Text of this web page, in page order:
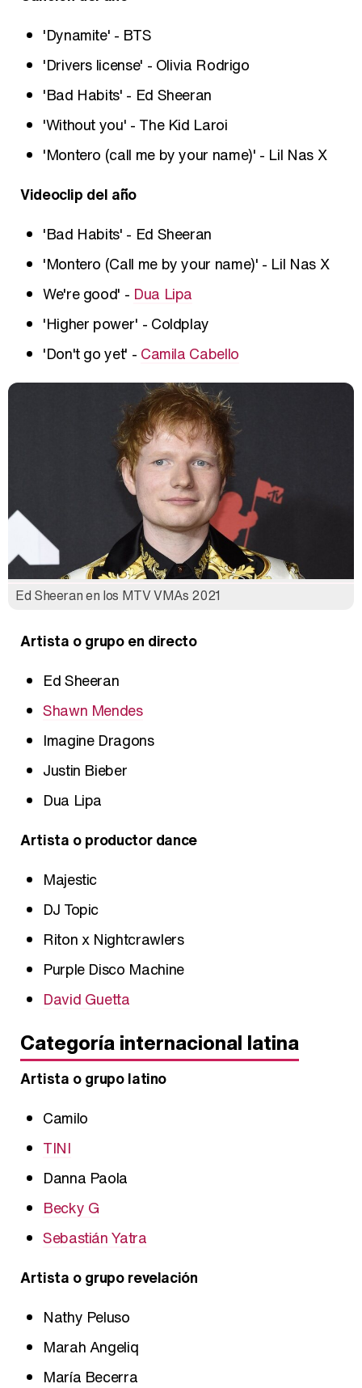
'Dynamite' - BTS
'Drivers license' - Olivia Rodrigo
'Bad Habits' - Ed Sheeran
'Without you' - The Kid Laroi
'Montero (call me by your name)' - Lil Nas X
Videoclip del año
'Bad Habits' - Ed Sheeran
'Montero (Call me by your name)' - Lil Nas X
We're good' - Dua Lipa
'Higher power' - Coldplay
'Don't go yet' - Camila Cabello
Ed Sheeran en los MTV VMAs 2021
Artista o grupo en directo
Ed Sheeran
Shawn Mendes
Imagine Dragons
Justin Bieber
Dua Lipa
Artista o productor dance
Majestic
DJ Topic
Riton x Nightcrawlers
Purple Disco Machine
David Guetta
Categoría internacional latina
Artista o grupo latino
Camilo
TINI
Danna Paola
Becky G
Sebastián Yatra
Artista o grupo revelación
Nathy Peluso
Marah Angeliq
María Becerra